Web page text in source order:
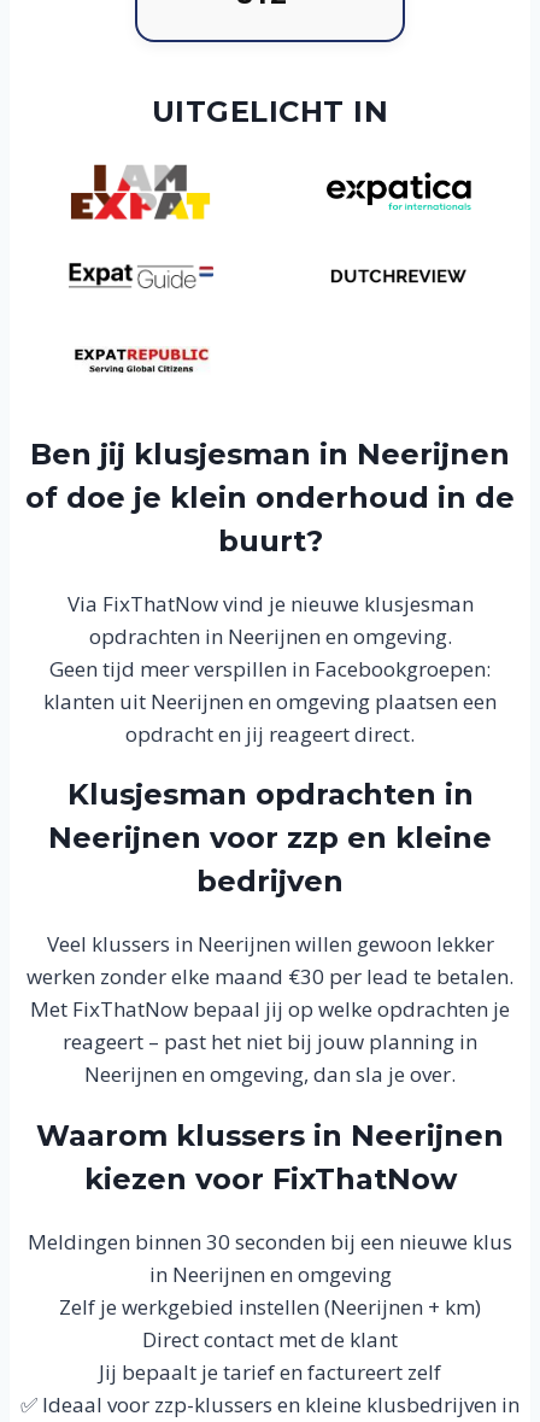
UITGELICHT IN
Ben jij klusjesman in Neerijnen
of doe je klein onderhoud in de
buurt?
Via FixThatNow vind je nieuwe klusjesman
opdrachten in Neerijnen en omgeving.
Geen tijd meer verspillen in Facebookgroepen:
klanten uit Neerijnen en omgeving plaatsen een
opdracht en jij reageert direct.
Klusjesman opdrachten in
Neerijnen voor zzp en kleine
bedrijven
Veel klussers in Neerijnen willen gewoon lekker
werken zonder elke maand €30 per lead te betalen.
Met FixThatNow bepaal jij op welke opdrachten je
reageert – past het niet bij jouw planning in
Neerijnen en omgeving, dan sla je over.
Waarom klussers in Neerijnen
kiezen voor FixThatNow
Meldingen binnen 30 seconden bij een nieuwe klus
in Neerijnen en omgeving
Zelf je werkgebied instellen (Neerijnen + km)
Direct contact met de klant
Jij bepaalt je tarief en factureert zelf
✅ Ideaal voor zzp-klussers en kleine klusbedrijven in